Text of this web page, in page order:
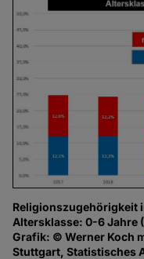
Religionszugehörigkeit
Altersklasse: 0-6 Jahre
Grafik: © Werner Koch
Stuttgart, Statistisches